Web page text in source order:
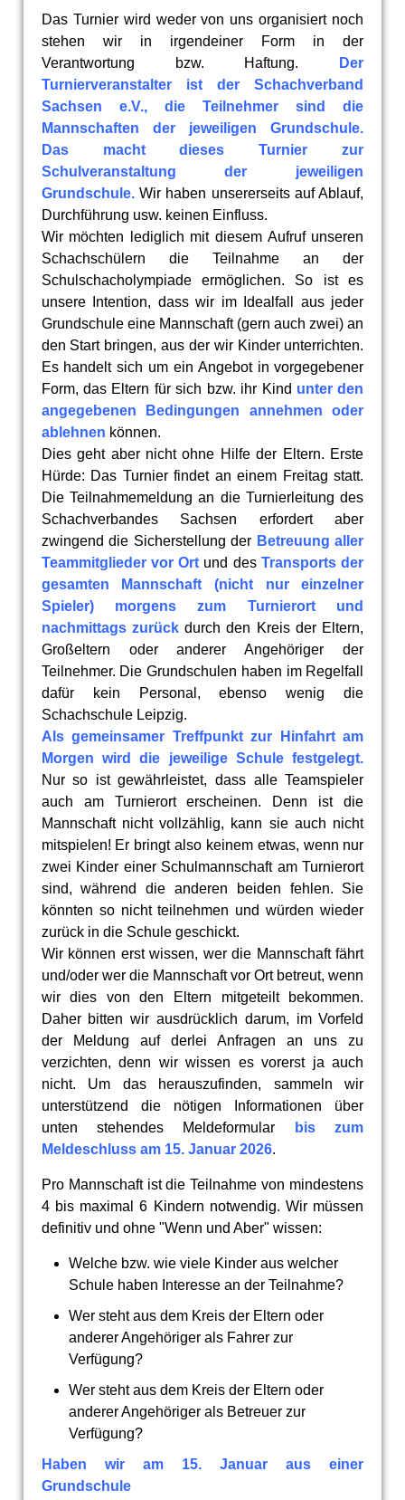
Das Turnier wird weder von uns organisiert noch
stehen wir in irgendeiner Form in der
Verantwortung bzw. Haftung.
Der
Turnierveranstalter ist der Schachverband
Sachsen e.V., die Teilnehmer sind die
Mannschaften der jeweiligen Grundschule.
Das macht dieses Turnier zur
Schulveranstaltung der jeweiligen
Grundschule.Wir haben unsererseits auf Ablauf,
Durchführung usw. keinen Einfluss.
Wir möchten lediglich mit diesem Aufruf unseren
Schachschülern die Teilnahme an der
Schulschacholympiade ermöglichen. So ist es
unsere Intention, dass wir im Idealfall aus jeder
Grundschule eine Mannschaft (gern auch zwei) an
den Start bringen, aus der wir Kinder unterrichten.
Es handelt sich um ein Angebot in vorgegebener
Form, das Eltern für sich bzw. ihr Kind unter den
angegebenen Bedingungen annehmen oder
ablehnen können.
Dies geht aber nicht ohne Hilfe der Eltern. Erste
Hürde: Das Turnier findet an einem Freitag statt.
Die Teilnahmemeldung an die Turnierleitung des
Schachverbandes Sachsen erfordert aber
zwingend die Sicherstellung der Betreuung aller
Teammitglieder vor Ort und desTransports der
gesamten Mannschaft (nicht nur einzelner
Spieler) morgens zum Turnierort und
nachmittags zurückdurch den Kreis der Eltern,
Großeltern oder anderer Angehöriger der
Teilnehmer. Die Grundschulen haben im Regelfall
dafür kein Personal, ebenso wenig die
Schachschule Leipzig.
Als gemeinsamer Treffpunkt zur Hinfahrt am
Morgen wird die jeweilige Schule festgelegt.
Nur so ist gewährleistet, dass alle Teamspieler
auch am Turnierort erscheinen. Denn ist die
Mannschaft nicht vollzählig, kann sie auch nicht
mitspielen! Er bringt also keinem etwas, wenn nur
zwei Kinder einer Schulmannschaft am Turnierort
sind, während die anderen beiden fehlen. Sie
könnten so nicht teilnehmen und würden wieder
zurück in die Schule geschickt.
Wir können erst wissen, wer die Mannschaft fährt
und/oder wer die Mannschaft vor Ort betreut, wenn
wir dies von den Eltern mitgeteilt bekommen.
Daher bitten wir ausdrücklich darum, im Vorfeld
der Meldung auf derlei Anfragen an uns zu
verzichten, denn wir wissen es vorerst ja auch
nicht. Um das herauszufinden, sammeln wir
unterstützend die nötigen Informationen über
unten stehendes Meldeformular
bis zum
Meldeschluss am 15. Januar 2026.
Pro Mannschaft ist die Teilnahme von mindestens
4 bis maximal 6 Kindern notwendig. Wir müssen
definitiv und ohne "Wenn und Aber" wissen:
Welche bzw. wie viele Kinder aus welcher
Schule haben Interesse an der Teilnahme?
Wer steht aus dem Kreis der Eltern oder
anderer Angehöriger als Fahrer zur
Verfügung?
Wer steht aus dem Kreis der Eltern oder
anderer Angehöriger als Betreuer zur
Verfügung?
Haben wir am 15. Januar aus einer
Grundschule